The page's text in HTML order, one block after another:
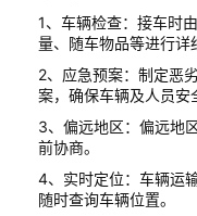
1、车辆检查：接车时
量、随车物品等进行详
2、应急预案：制定恶
案，确保车辆及人员安
3、偏远地区：偏远地
前协商。
4、实时定位：车辆运
随时查询车辆位置。